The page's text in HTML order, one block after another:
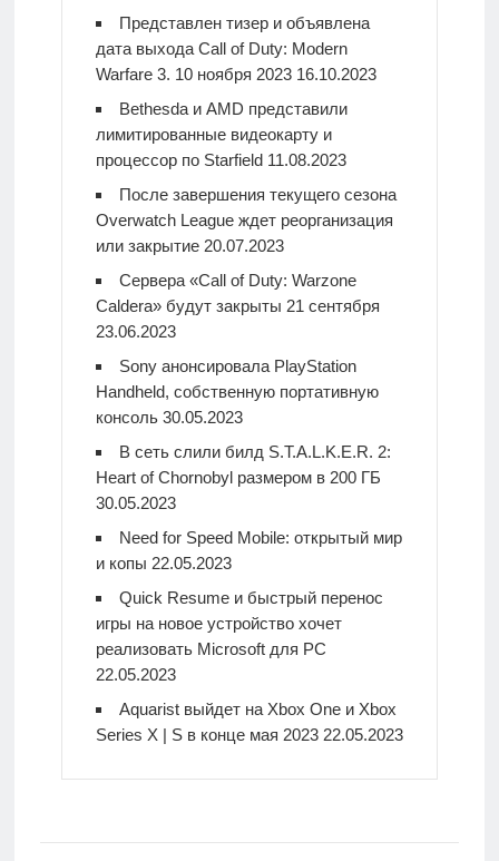
Представлен тизер и объявлена
дата выхода Call of Duty: Modern
Warfare 3. 10 ноября 2023 16.10.2023
Bethesda и AMD представили
лимитированные видеокарту и
процессор по Starfield 11.08.2023
После завершения текущего сезона
Overwatch League ждет реорганизация
или закрытие 20.07.2023
Сервера «Call of Duty: Warzone
Caldera» будут закрыты 21 сентября
23.06.2023
Sony анонсировала PlayStation
Handheld, собственную портативную
консоль 30.05.2023
В сеть слили билд S.T.A.L.K.E.R. 2:
Heart of Chornobyl размером в 200 ГБ
30.05.2023
Need for Speed Mobile: открытый мир
и копы 22.05.2023
Quick Resume и быстрый перенос
игры на новое устройство хочет
реализовать Microsoft для PC
22.05.2023
Aquarist выйдет на Xbox One и Xbox
Series X | S в конце мая 2023 22.05.2023